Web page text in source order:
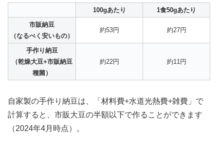
100gあたり
1食50gあたり
市販納豆
（なるべく安いもの）
約53円 約27円
手作り納豆
（乾燥大豆+市販納豆
種菌）
約22円 約11円
自家製の手作り納豆は、「材料費+水道光熱費+雑費」で
計算すると、市販大豆の半額以下で作ることができます
（2024年4月時点）。